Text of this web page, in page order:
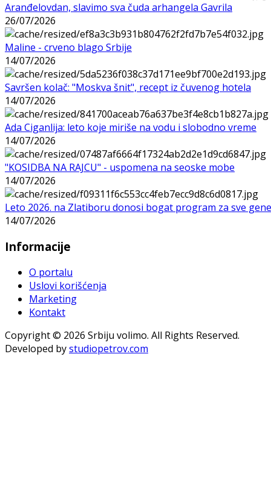
Aranđelovdan, slavimo sva čuda arhangela Gavrila
26/07/2026
Maline - crveno blago Srbije
14/07/2026
Savršen kolač: "Moskva šnit", recept iz čuvenog hotela
14/07/2026
Ada Ciganlija: leto koje miriše na vodu i slobodno vreme
14/07/2026
"KOSIDBA NA RAJCU" - uspomena na seoske mobe
14/07/2026
Leto 2026. na Zlatiboru donosi bogat program za sve
14/07/2026
Informacije
O portalu
Uslovi korišćenja
Marketing
Kontakt
Copyright © 2026 Srbiju volimo. All Rights Reserved.
Developed bystudiopetrov.com